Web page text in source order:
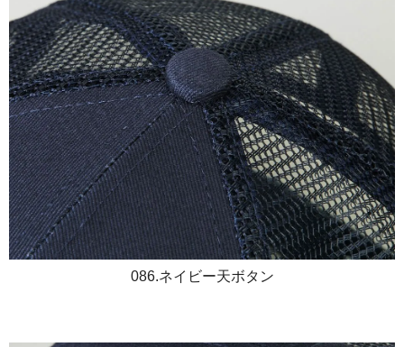
086.ネイビー天ボタン